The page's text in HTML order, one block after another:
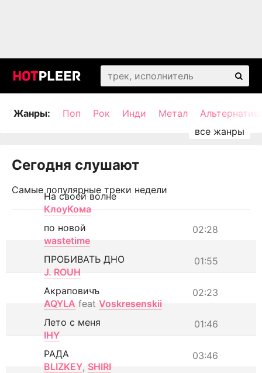
Жанры: Поп Рок Инди Метал
Сегодня слушают
Самые популярные треки недели
На своей волне
КлоуКома
02:28
по новой
wastetime
01:55
ПРОБИВАТЬ ДНО
J. ROUH
02:23
Акраповичъ
AQYLA feat Voskresenskii
01:46
Лето с меня
IHY
03:46
РАДА
BLIZKEY, SHIRI